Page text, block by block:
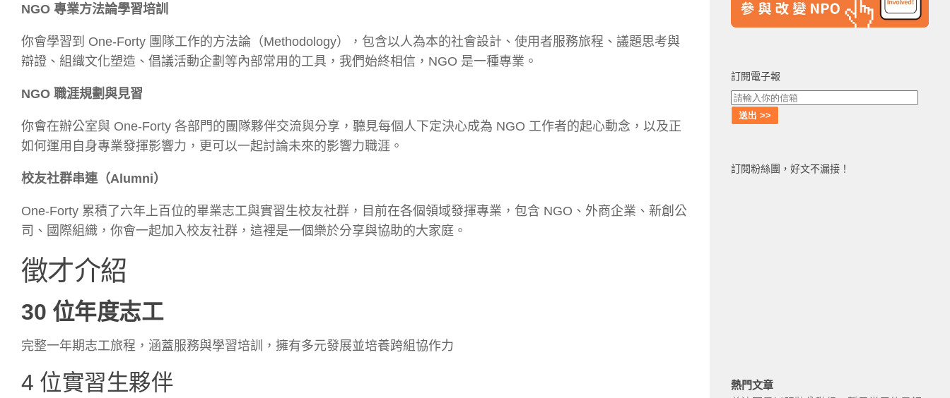
NGO 專業方法論學習培訓
你會學習到 One-Forty 團隊工作的方法論（Methodology），包含以人為本的社會設計、使用者服務旅程、議題思考與
辯證、組織文化塑造、倡議活動企劃等內部常用的工具，我們始終相信，NGO 是一種專業。
NGO 職涯規劃與見習
你會在辦公室與 One-Forty 各部門的團隊夥伴交流與分享，聽見每個人下定決心成為 NGO 工作者的起心動念，以及正
如何運用自身專業發揮影響力，更可以一起討論未來的影響力職涯。
校友社群串連（Alumni）
One-Forty 累積了六年上百位的畢業志工與實習生校友社群，目前在各個領域發揮專業，包含 NGO、外商企業、新創公
司、國際組織，你會一起加入校友社群，這裡是一個樂於分享與協助的大家庭。
徵才介紹
30 位年度志工
完整一年期志工旅程，涵蓋服務與學習培訓，擁有多元發展並培養跨組協作力
4 位實習生夥伴
訂閱電子報
訂閱粉絲團，好文不漏接！
熱門文章